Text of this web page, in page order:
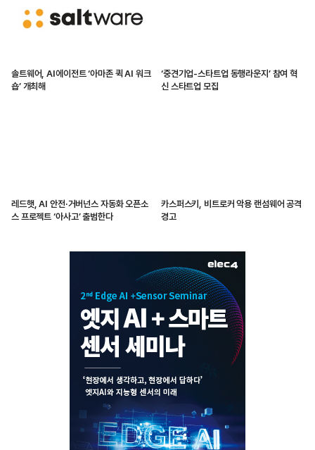
솔트웨어, AI에이전트 ‘아마존 퀵 AI 워크
숍’ 개최해
‘중견기업-스타트업 동행라운지’ 참여 혁
신 스타트업 모집
레드햇, AI 안전·거버넌스 자동화 오픈소
스 프로젝트 ‘아사고’ 출범한다
카스퍼스키, 비트로커 악용 랜섬웨어 공격
경고